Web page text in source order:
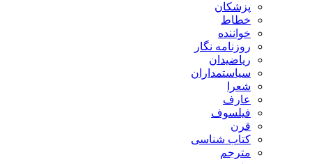
پزشکان
خطاط
خواننده
روزنامه نگار
ریاضیدان
سیاستمداران
شعرا
عارف
فیلسوف
قرن
کتاب شناسی
مترجم